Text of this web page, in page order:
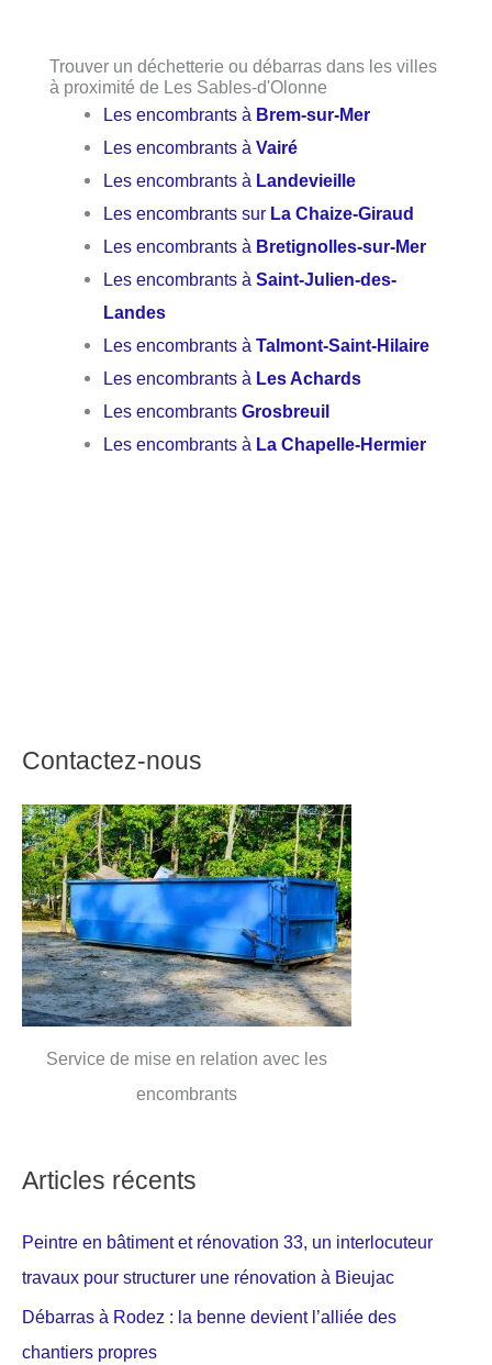
Trouver un déchetterie ou débarras dans les villes
à proximité de Les Sables-d'Olonne
Les encombrants à Brem-sur-Mer
Les encombrants àVairé
Les encombrants à Landevieille
Les encombrants sur La Chaize-Giraud
Les encombrants à Bretignolles-sur-Mer
Les encombrants àSaint-Julien-des-
Landes
Les encombrants àTalmont-Saint-Hilaire
Les encombrants à Les Achards
Les encombrantsGrosbreuil
Les encombrants à La Chapelle-Hermier
Contactez-nous
Service de mise en relation avec les
encombrants
Articles récents
Peintre en bâtiment et rénovation 33, un interlocuteur
travaux pour structurer une rénovation à Bieujac
Débarras à Rodez : la benne devient l’alliée des
chantiers propres